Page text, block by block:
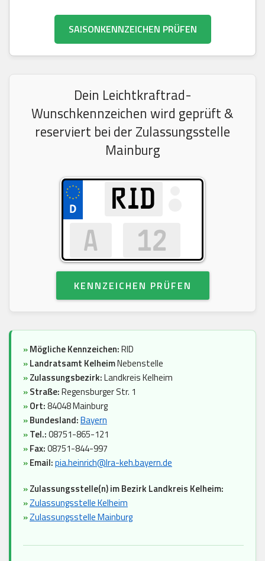
SAISONKENNZEICHEN PRÜFEN
Dein Leichtkraftrad-
Wunschkennzeichen wird geprüft &
reserviert bei der Zulassungsstelle
Mainburg
KENNZEICHEN PRÜFEN
»Mögliche Kennzeichen:RID
»Landratsamt KelheimNebenstelle
»Zulassungsbezirk:Landkreis Kelheim
»Straße:Regensburger Str. 1
»Ort:84048 Mainburg
»Bundesland:Bayern
»Tel.:08751-865-121
»Fax:08751-844-997
»Email:pia.heinrich@lra-keh.bayern.de
»Zulassungsstelle(n) im Bezirk Landkreis Kelheim:
»Zulassungsstelle Kelheim
»Zulassungsstelle Mainburg